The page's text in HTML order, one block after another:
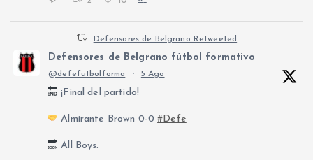
Defensores de Belgrano Retweeted
Defensores de Belgrano fútbol formativo
@defefutbolforma · 5 Ago
¡Final del partido!
Almirante Brown 0-0#Defe
All Boys.